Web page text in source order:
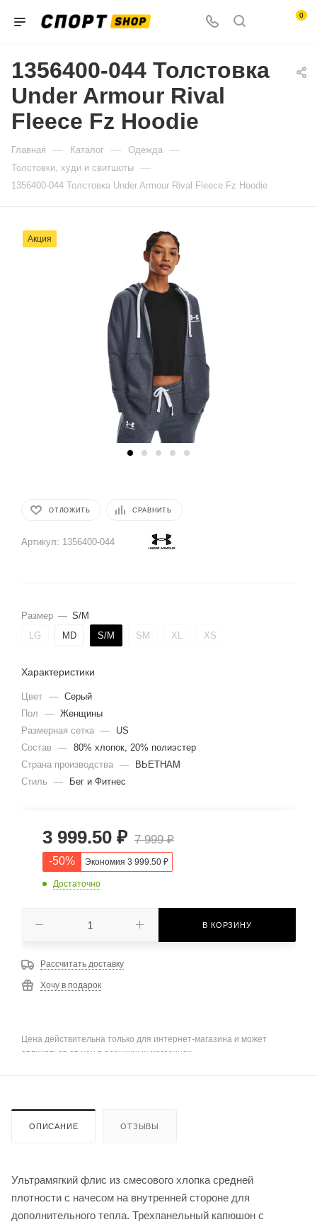
0
1356400-044 Толстовка
Under Armour Rival
Fleece Fz Hoodie
Главная — Каталог — Одежда —
Толстовки, худи и свитшоты —
1356400-044 Толстовка Under Armour Rival Fleece Fz Hoodie
Акция
ОТЛОЖИТЬ СРАВНИТЬ
Артикул: 1356400-044
Размер — S/M
LG
MD S/M SM XL XS
Характеристики
Цвет — Серый
Пол
— Женщины
Размерная сетка —
US
Состав
— 80% хлопок, 20% полиэстер
Страна производства —
ВЬЕТНАМ
Стиль
— Бег и Фитнес
3 999.50 ₽ 7 999₽
-50% Экономия 3 999.50 ₽
Достаточно
В КОРЗИНУ
Рассчитать доставку
Хочу в подарок
Цена действительна только для интернет-магазина и может
отличаться от цен в розничных магазинах
ОПИСАНИЕ ОТЗЫВЫ
Ультрамягкий флис из смесового хлопка средней
плотности с начесом на внутренней стороне для
дополнительного тепла. Трехпанельный капюшон с